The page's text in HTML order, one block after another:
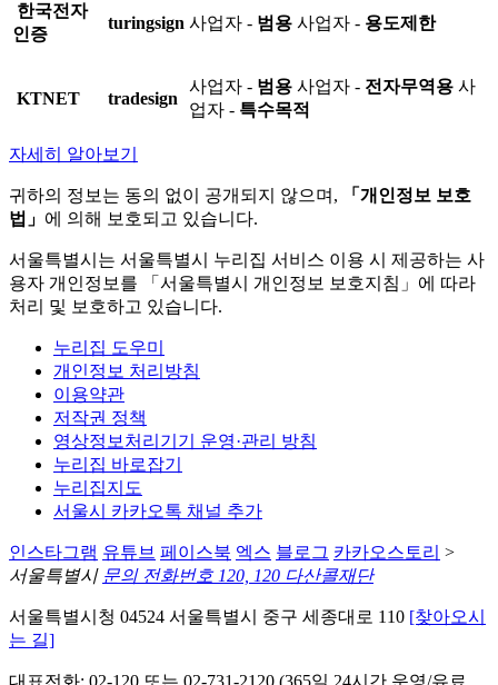
한국전자
인증
turingsign 사업자 - 범용 사업자 - 용도제한
KTNET tradesign
사업자 - 범용 사업자 - 전자무역용 사
업자 - 특수목적
자세히 알아보기
귀하의 정보는 동의 없이 공개되지 않으며,
「개인정보 보호
법」 에 의해 보호되고 있습니다.
서울특별시는 서울특별시 누리집 서비스 이용 시 제공하는 사
용자 개인정보를 「서울특별시 개인정보 보호지침」에 따라
처리 및 보호하고 있습니다.
누리집 도우미
개인정보 처리방침
이용약관
저작권 정책
영상정보처리기기 운영·관리 방침
누리집 바로잡기
누리집지도
서울시 카카오톡 채널 추가
인스타그램 유튜브 페이스북 엑스 블로그 카카오스토리 >
서울특별시 문의 전화번호 120, 120 다산콜재단
서울특별시청 04524 서울특별시 중구 세종대로 110 [찾아오시
는 길]
대표전화: 02-120 또는 02-731-2120 (365일 24시간 운영/유료